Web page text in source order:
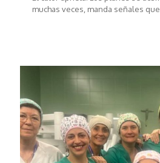
muchas veces, manda señales que